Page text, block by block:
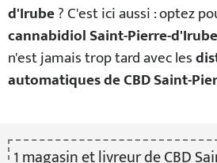
d'Irube? C'est ici aussi : optez
cannabidiol Saint-Pierre-d'Irube
n'est jamais trop tard avec les
automatiques de CBD Saint-
1 magasinet livreurde CBD